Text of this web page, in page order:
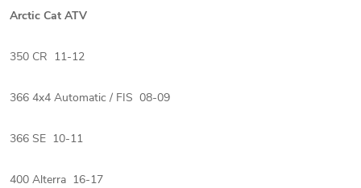
Arctic Cat ATV
350 CR 11-12
366 4x4 Automatic / FIS 08-09
366 SE 10-11
400 Alterra 16-17